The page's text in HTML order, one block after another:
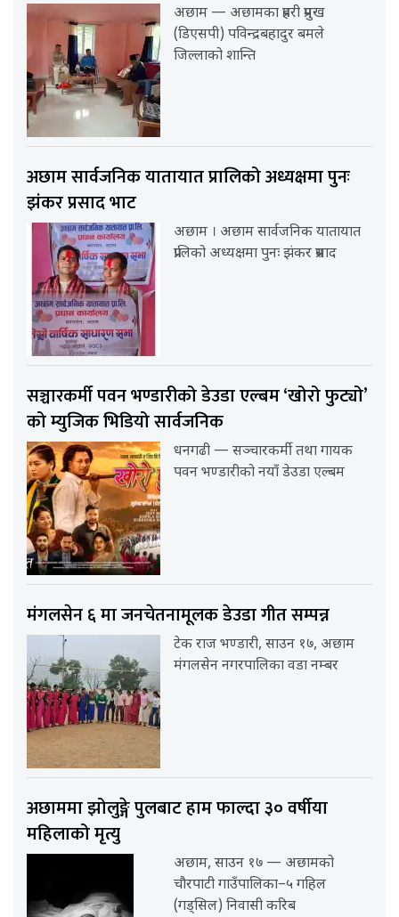
अछाम — अछामका प्रहरी प्रमुख
(डिएसपी) पविन्द्रबहादुर बमले
जिल्लाको शान्ति
अछाम सार्वजनिक यातायात प्रालिको अध्यक्षमा पुनः
झंकर प्रसाद भाट
अछाम । अछाम सार्वजनिक यातायात
प्रालिको अध्यक्षमा पुनः झंकर प्रसाद
सञ्चारकर्मी पवन भण्डारीको डेउडा एल्बम ‘खोरो फुट्यो’
को म्युजिक भिडियो सार्वजनिक
धनगढी — सञ्चारकर्मी तथा गायक
पवन भण्डारीको नयाँ डेउडा एल्बम
मंगलसेन ६ मा जनचेतनामूलक डेउडा गीत सम्पन्न
टेक राज भण्डारी, साउन १७, अछाम
मंगलसेन नगरपालिका वडा नम्बर
अछाममा झोलुङ्गे पुलबाट हाम फाल्दा ३० वर्षीया
महिलाको मृत्यु
अछाम, साउन १७ — अछामको
चौरपाटी गाउँपालिका–५ गहिल
(गड्सिल) निवासी करिब